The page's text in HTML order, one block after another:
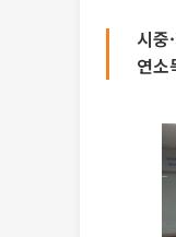
시중
연소